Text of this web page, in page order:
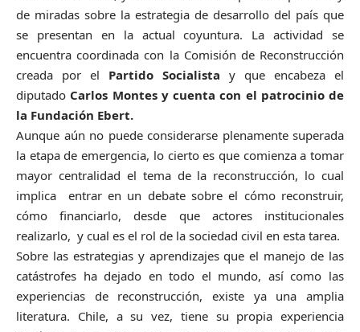
de miradas sobre la estrategia de desarrollo del país que
se presentan en la actual coyuntura. La actividad se
encuentra coordinada con la Comisión de Reconstrucción
creada por el Partido Socialista y que encabeza el
diputado Carlos Montes y cuenta con el patrocinio de
la Fundación Ebert.
Aunque aún no puede considerarse plenamente superada
la etapa de emergencia, lo cierto es que comienza a tomar
mayor centralidad el tema de la reconstrucción, lo cual
implica entrar en un debate sobre el cómo reconstruir,
cómo financiarlo, desde que actores institucionales
realizarlo, y cual es el rol de la sociedad civil en esta tarea.
Sobre las estrategias y aprendizajes que el manejo de las
catástrofes ha dejado en todo el mundo, así como las
experiencias de reconstrucción, existe ya una amplia
literatura. Chile, a su vez, tiene su propia experiencia